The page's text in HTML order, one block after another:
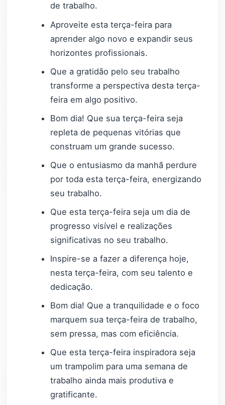
de trabalho.
Aproveite esta terça-feira para
aprender algo novo e expandir seus
horizontes profissionais.
Que a gratidão pelo seu trabalho
transforme a perspectiva desta terça-
feira em algo positivo.
Bom dia! Que sua terça-feira seja
repleta de pequenas vitórias que
construam um grande sucesso.
Que o entusiasmo da manhã perdure
por toda esta terça-feira, energizando
seu trabalho.
Que esta terça-feira seja um dia de
progresso visível e realizações
significativas no seu trabalho.
Inspire-se a fazer a diferença hoje,
nesta terça-feira, com seu talento e
dedicação.
Bom dia! Que a tranquilidade e o foco
marquem sua terça-feira de trabalho,
sem pressa, mas com eficiência.
Que esta terça-feira inspiradora seja
um trampolim para uma semana de
trabalho ainda mais produtiva e
gratificante.